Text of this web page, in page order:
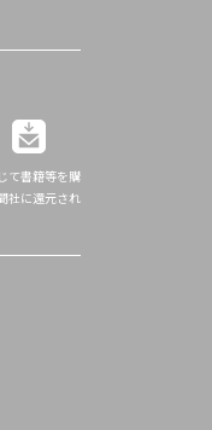
て書籍等を購
社に還元され